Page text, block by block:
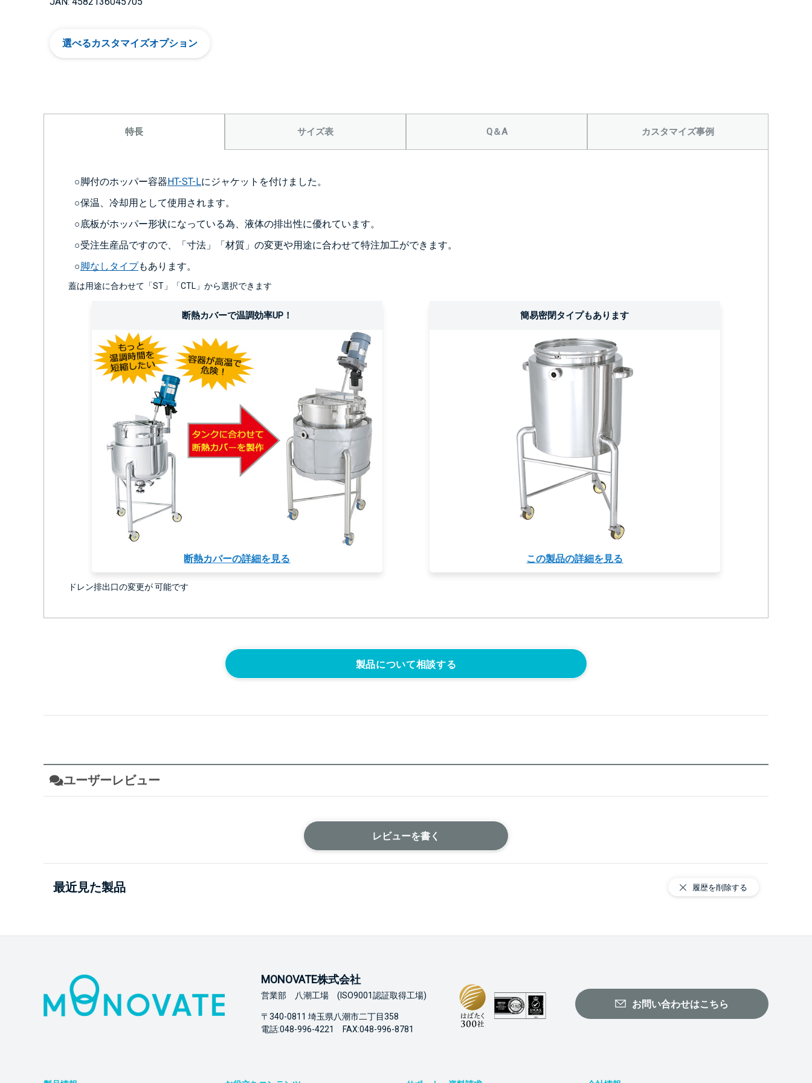
選べるカスタマイズオプション
特長 サイズ表 Q＆A カスタマイズ事例
○脚付のホッパー容器HT-ST-Lにジャケットを付けました。
○保温、冷却用として使用されます。
○底板がホッパー形状になっている為、液体の排出性に優れています。
○受注生産品ですので、「寸法」「材質」の変更や用途に合わせて特注加工ができます。
○脚なしタイプもあります。
蓋は用途に合わせて「ST」「CTL」から選択できます
断熱カバーで温調効率UP！
断熱カバーの詳細を見る
簡易密閉タイプもあります
この製品の詳細を見る
ドレン排出口の変更が 可能です
製品について相談する
ユーザーレビュー
レビューを書く
最近見た製品 履歴を削除する
MONOVATE株式会社
営業部 八潮工場 (ISO9001認証取得工場)
〒340-0811 埼玉県八潮市二丁目358
電話:048-996-4221 FAX:048-996-8781
お問い合わせはこちら